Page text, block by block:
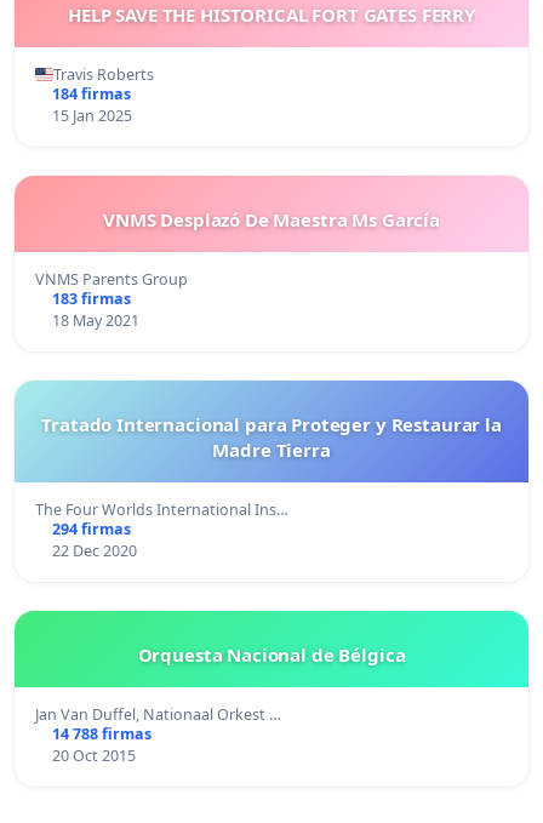
HELP SAVE THE HISTORICAL FORT GATES FERRY
Travis Roberts
184 firmas
15 Jan 2025
VNMS Desplazó De Maestra Ms García
VNMS Parents Group
183 firmas
18 May 2021
Tratado Internacional para Proteger y Restaurar la
Madre Tierra
The Four Worlds International Ins…
294 firmas
22 Dec 2020
Orquesta Nacional de Bélgica
Jan Van Duffel, Nationaal Orkest …
14 788 firmas
20 Oct 2015